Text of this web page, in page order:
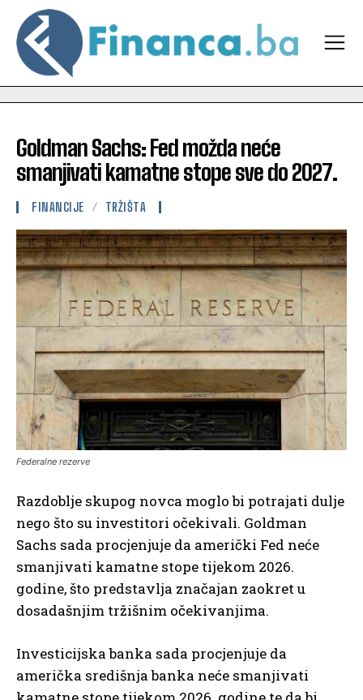
Goldman Sachs: Fed možda neće
smanjivati kamatne stope sve do 2027.
FINANCIJE TRŽIŠTA
Federalne rezerve
Razdoblje skupog novca moglo bi potrajati dulje
nego što su investitori očekivali. Goldman
Sachs sada procjenjuje da američki Fed neće
smanjivati kamatne stope tijekom 2026.
godine, što predstavlja značajan zaokret u
dosadašnjim tržišnim očekivanjima.
Investicijska banka sada procjenjuje da
američka središnja banka neće smanjivati